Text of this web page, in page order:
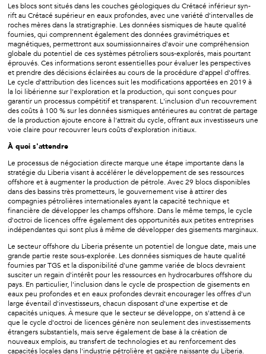
Les blocs sont situés dans les couches géologiques du Crétacé inférieur syn-
rift au Crétacé supérieur en eaux profondes, avec une variété d'intervalles de
roches mères dans la stratigraphie. Les données sismiques de haute qualité
fournies, qui comprennent également des données gravimétriques et
magnétiques, permettront aux soumissionnaires d'avoir une compréhension
globale du potentiel de ces systèmes pétroliers sous-explorés, mais pourtant
éprouvés. Ces informations seront essentielles pour évaluer les perspectives
et prendre des décisions éclairées au cours de la procédure d'appel d'offres.
Le cycle d'attribution des licences suit les modifications apportées en 2019 à
la loi libérienne sur l'exploration et la production, qui sont conçues pour
garantir un processus compétitif et transparent. L'inclusion d'un recouvrement
des coûts à 100 % sur les données sismiques antérieures au contrat de partage
de la production ajoute encore à l'attrait du cycle, offrant aux investisseurs une
voie claire pour recouvrer leurs coûts d'exploration initiaux.
À quoi s'attendre
Le processus de négociation directe marque une étape importante dans la
stratégie du Liberia visant à accélérer le développement de ses ressources
offshore et à augmenter la production de pétrole. Avec 29 blocs disponibles
dans des bassins très prometteurs, le gouvernement vise à attirer des
compagnies pétrolières internationales ayant la capacité technique et
financière de développer les champs offshore. Dans le même temps, le cycle
d'octroi de licences offre également des opportunités aux petites entreprises
indépendantes qui sont plus à même de développer des gisements marginaux.
Le secteur offshore du Liberia présente un potentiel de longue date, mais une
grande partie reste sous-explorée. Les données sismiques de haute qualité
fournies par TGS et la disponibilité d'une gamme variée de blocs devraient
susciter un regain d'intérêt pour les ressources en hydrocarbures offshore du
pays. En particulier, l'inclusion dans le cycle de prospection de gisements en
eaux peu profondes et en eaux profondes devrait encourager les offres d'un
large éventail d'investisseurs, chacun disposant d'une expertise et de
capacités uniques. À mesure que le secteur se développe, on s'attend à ce
que le cycle d'octroi de licences génère non seulement des investissements
étrangers substantiels, mais serve également de base à la création de
nouveaux emplois, au transfert de technologies et au renforcement des
capacités locales dans l'industrie pétrolière et gazière naissante du Liberia.